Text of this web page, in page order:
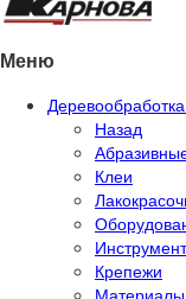
Меню
Назад
Клеи
Инструмент
Крепежи